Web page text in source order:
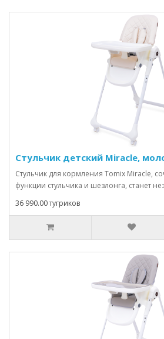
Стульчик детский Miracle,
Стульчик для кормления Tomix Miracle,
функции стульчика и шезлонга, станет
36 990.00 тугриков